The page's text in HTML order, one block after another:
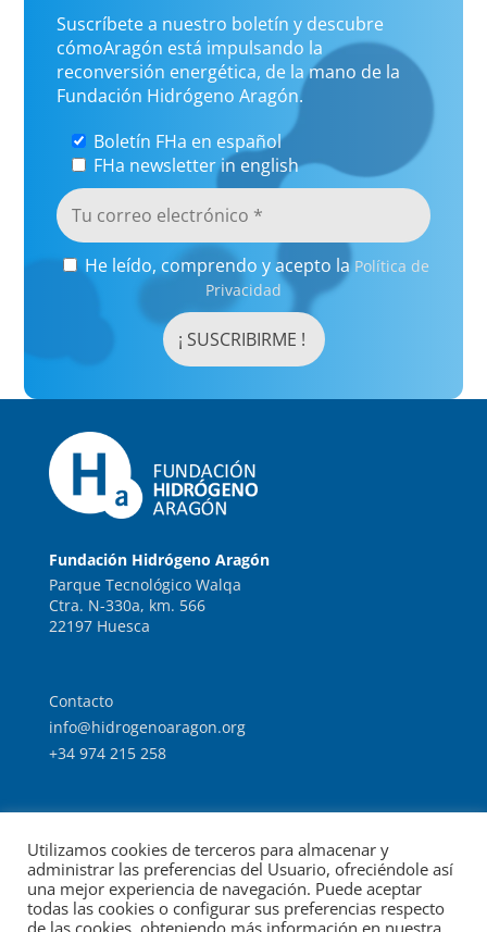
Suscríbete a nuestro boletín y descubre
cómoAragón está impulsando la
reconversión energética, de la mano de la
Fundación Hidrógeno Aragón.
Boletín FHa en español
FHa newsletter in english
He leído, comprendo y acepto la Política de
Privacidad
Fundación Hidrógeno Aragón
Parque Tecnológico Walqa
Ctra. N-330a, km. 566
22197 Huesca
Contacto
info@hidrogenoaragon.org
+34 974 215 258
Intranet
Utilizamos cookies de terceros para almacenar y
administrar las preferencias del Usuario, ofreciéndole así
una mejor experiencia de navegación. Puede aceptar
todas las cookies o configurar sus preferencias respecto
de las cookies, obteniendo más información en nuestra